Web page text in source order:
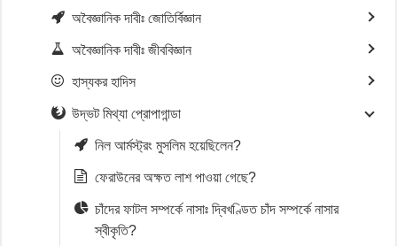
অবৈজ্ঞানিক দাবীঃ জোতির্বিজ্ঞান
অবৈজ্ঞানিক দাবীঃ জীববিজ্ঞান
হাস্যকর হাদিস
উদ্ভট মিথ্যা প্রোপাগান্ডা
নিল আর্মস্ট্রং মুসলিম হয়েছিলেন?
ফেরাউনের অক্ষত লাশ পাওয়া গেছে?
চাঁদের ফাটল সম্পর্কে নাসাঃ দ্বিখণ্ডিত চাঁদ সম্পর্কে নাসার
স্বীকৃতি?